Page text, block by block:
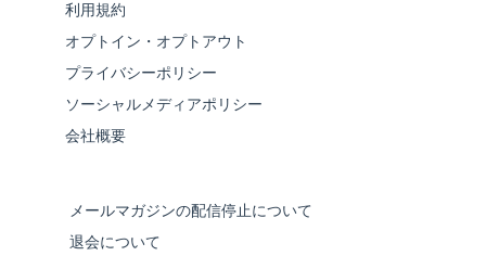
利用規約
オプトイン・オプトアウト
プライバシーポリシー
ソーシャルメディアポリシー
会社概要
メールマガジンの配信停止について
退会について